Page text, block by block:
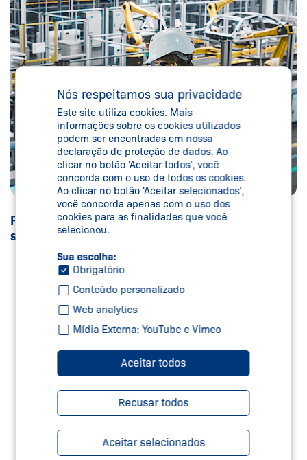
Para máxima segurança e eficiência: nossas
soluções para a indústria automotiva.
SERVIÇOS DE SEGURANÇA –
TEC.NICUM
Nós respeitamos sua privacidade
Este site utiliza cookies. Mais
informações sobre os cookies utilizados
podem ser encontradas em nossa
declaração de proteção de dados. Ao
clicar no botão 'Aceitar todos', você
concorda com o uso de todos os cookies.
Ao clicar no botão 'Aceitar selecionados',
você concorda apenas com o uso dos
cookies para as finalidades que você
selecionou.
Sua escolha:
Obrigatório
Conteúdo personalizado
Web analytics
Mídia Externa: YouTube e Vimeo
Aceitar todos
Recusar todos
Aceitar selecionados